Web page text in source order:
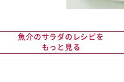
魚介のサラダのレシピを
もっと見る